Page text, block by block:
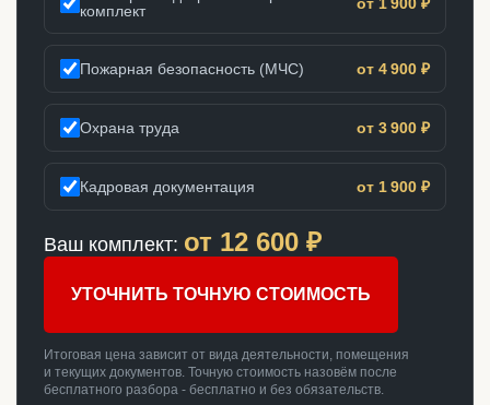
комплект
Пожарная безопасность (МЧС) от 4 900 ₽
Охрана труда от 3 900 ₽
Кадровая документация от 1 900 ₽
Ваш комплект: от 12 600 ₽
УТОЧНИТЬ ТОЧНУЮ СТОИМОСТЬ
Итоговая цена зависит от вида деятельности, помещения
и текущих документов. Точную стоимость назовём после
бесплатного разбора - бесплатно и без обязательств.